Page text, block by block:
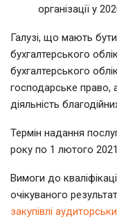
організації у
Галузі, що мають бути
бухгалтерського
бухгалтерського
господарське право,
діяльність
Термін надання
року по 1 лютого
Вимоги до
очікуваного
закупівлі